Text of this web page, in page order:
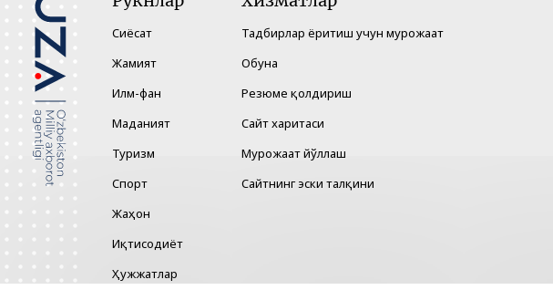
Сиёсат
Жамият
Илм-фан
Маданият
Туризм
Спорт
Жаҳон
Иқтисодиёт
Ҳужжатлар
Тадбирлар ёритиш учун мурожаат
Обуна
Резюме қолдириш
Сайт харитаси
Мурожаат йўллаш
Сайтнинг эски талқини